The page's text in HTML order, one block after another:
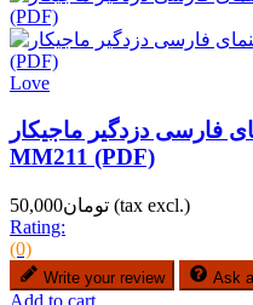
Love
فارسی دزدگیر ماجیکار
MM211 (PDF)
تومان50,000 (tax excl.)
Rating:
(0)
Write your review Ask
Add to cart